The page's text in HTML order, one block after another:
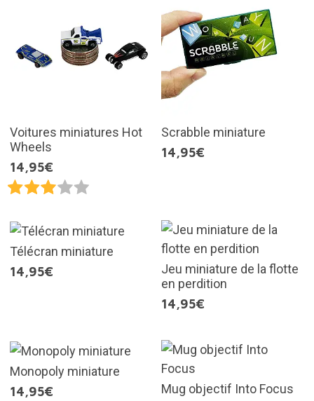
Voitures miniatures Hot
Wheels
14,95€
Scrabble miniature
14,95€
Télécran miniature
14,95€
Jeu miniature de la flotte
en perdition
14,95€
Monopoly miniature
14,95€
Mug objectif Into Focus